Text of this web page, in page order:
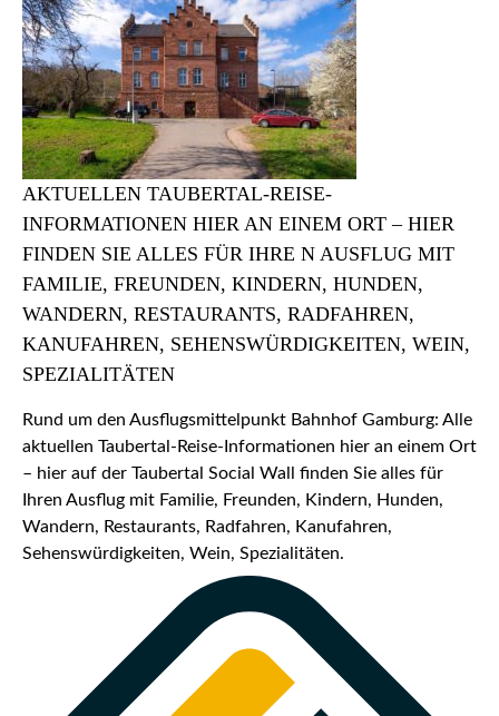
AKTUELLEN TAUBERTAL-REISE-
INFORMATIONEN HIER AN EINEM ORT – HIER
FINDEN SIE ALLES FÜR IHRE N AUSFLUG MIT
FAMILIE, FREUNDEN, KINDERN, HUNDEN,
WANDERN, RESTAURANTS, RADFAHREN,
KANUFAHREN, SEHENSWÜRDIGKEITEN, WEIN,
SPEZIALITÄTEN
Rund um den Ausflugsmittelpunkt Bahnhof Gamburg: Alle
aktuellen Taubertal-Reise-Informationen hier an einem Ort
– hier auf der Taubertal Social Wall finden Sie alles für
Ihren Ausflug mit Familie, Freunden, Kindern, Hunden,
Wandern, Restaurants, Radfahren, Kanufahren,
Sehenswürdigkeiten, Wein, Spezialitäten.